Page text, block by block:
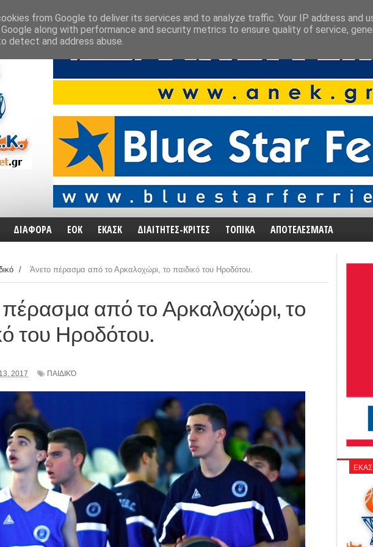
ΔΙΑΦΟΡΑ ΕΟΚ ΕΚΑΣΚ ΔΙΑΙΤΗΤΕΣ-ΚΡΙΤΕΣ ΤΟΠΙΚΑ ΑΠΟΤΕΛΕΣΜΑΤΑ
/ Άνετο πέρασμα από το Αρκαλοχώρι, το παιδικό του Ηροδότου.
από το Αρκαλοχώρι, το
του Ηροδότου.
2017 ΠΑΙΔΙΚΌ
from Google to deliver its services and to analyze traffic. Your IP address and
along with performance and security metrics to ensure quality of service,
detect and address abuse.